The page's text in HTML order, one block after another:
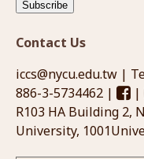
Subscribe
Contact Us
iccs@nycu.edu.tw |
886-3-5734462 |
|
R103 HA Building 2,
University,